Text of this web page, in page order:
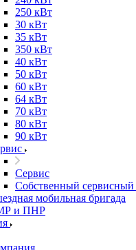
250 кВт
30 кВт
35 кВт
350 кВт
40 кВт
50 кВт
60 кВт
64 кВт
70 кВт
80 кВт
90 кВт
Сервис
Собственный сервисный
мобильная бригада
и ПНР